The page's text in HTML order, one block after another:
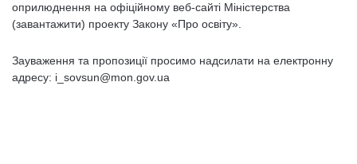
оприлюднення на офіційному веб-сайті Міністерства
(завантажити) проекту Закону «Про освіту».
Зауваження та пропозиції просимо надсилати на електронну
адресу: i_sovsun@mon.gov.ua